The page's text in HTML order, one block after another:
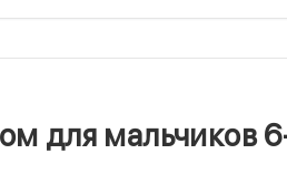
для мальчиков